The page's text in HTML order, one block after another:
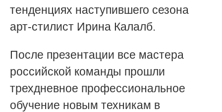
тенденциях наступившего сезона
арт-стилист Ирина Калалб.
После презентации все мастера
российской команды прошли
трехдневное профессиональное
обучение новым техникам в